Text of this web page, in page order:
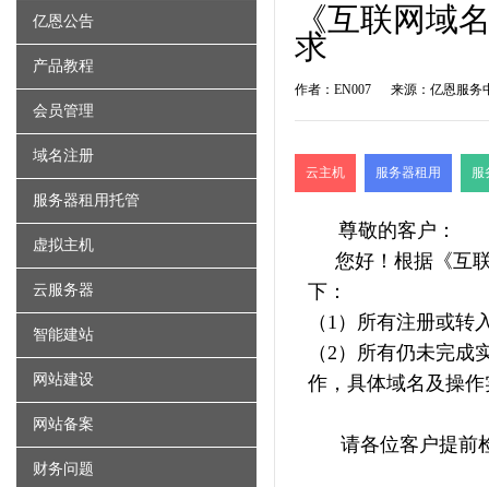
亿恩公告
产品教程
会员管理
域名注册
服务器租用托管
虚拟主机
云服务器
智能建站
网站建设
网站备案
财务问题
《互联网域
求
作者：EN007 来源：亿恩服务
云主机 服务器租用 服
尊敬的客户：
您好！根据《互联
下：
（1）所有注册或
（2）所有仍未完
作，具体域名及操
请各位客户提前检